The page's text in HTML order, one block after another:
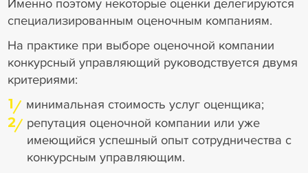
Именно поэтому некоторые оценки делегируются
специализированным оценочным компаниям.
На практике при выборе оценочной компании
конкурсный управляющий руководствуется двумя
критериями:
1 минимальная стоимость услуг оценщика;
2
репутация оценочной компании или уже
имеющийся успешный опыт сотрудничества с
конкурсным управляющим.